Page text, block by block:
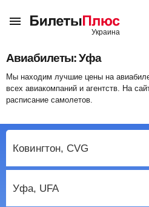
Авиабилеты: Уфа
Мы находим лучшие цены на
всех авиакомпаний и агентств. На
расписание самолетов.